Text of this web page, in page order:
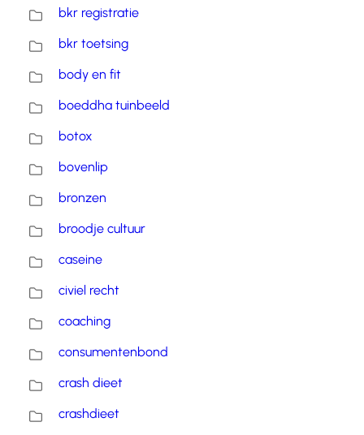
bkr registratie
bkr toetsing
body en fit
boeddha tuinbeeld
botox
bovenlip
bronzen
broodje cultuur
caseine
civiel recht
coaching
consumentenbond
crash dieet
crashdieet